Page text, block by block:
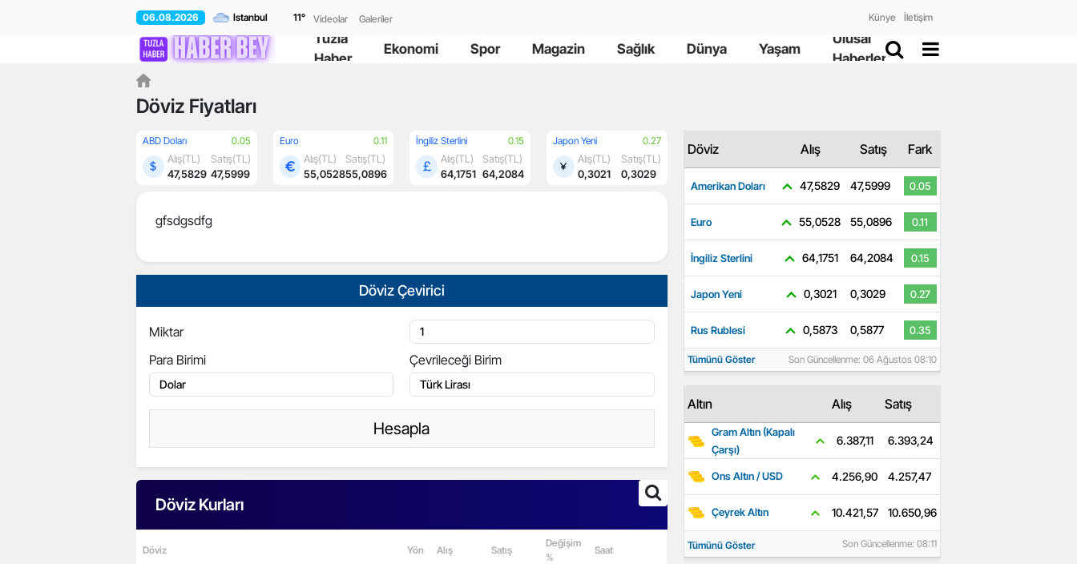
06.08.2026 11° Videolar Galeriler Künye İletişim
Tuzla
Haber
Ekonomi Spor Magazin Sağlık Dünya Yaşam
Ulusal
Haberler
Döviz Fiyatları
ABD Doları 0.05
Alış(TL)
47,5829
Satış(TL)
47,5999
Euro 0.11
Alış(TL)
55,0528
Satış(TL)
55,0896
İngiliz Sterlini 0.15
Alış(TL)
64,1751
Satış(TL)
64,2084
Japon Yeni 0.27
Alış(TL)
0,3021
Satış(TL)
0,3029
gfsdgsdfg
Döviz Çevirici
Miktar
Para Birimi
Çevrileceği Birim
Hesapla
Döviz Kurları
Döviz Yön Alış Satış
Değişim
%
Saat
Döviz Alış Satış Fark
Amerikan Doları 47,5829 47,5999 0.05
Euro 55,0528 55,0896 0.11
İngiliz Sterlini 64,1751 64,2084 0.15
Japon Yeni 0,3021 0,3029 0.27
Rus Rublesi 0,5873 0,5877 0.35
Tümünü Göster Son Güncellenme: 06 Ağustos 08:10
Altın Alış Satış
Gram Altın (Kapalı
Çarşı)
6.387,11 6.393,24
Ons Altın / USD 4.256,90 4.257,47
Çeyrek Altın 10.421,57 10.650,96
Tümünü Göster Son Güncellenme: 08:11